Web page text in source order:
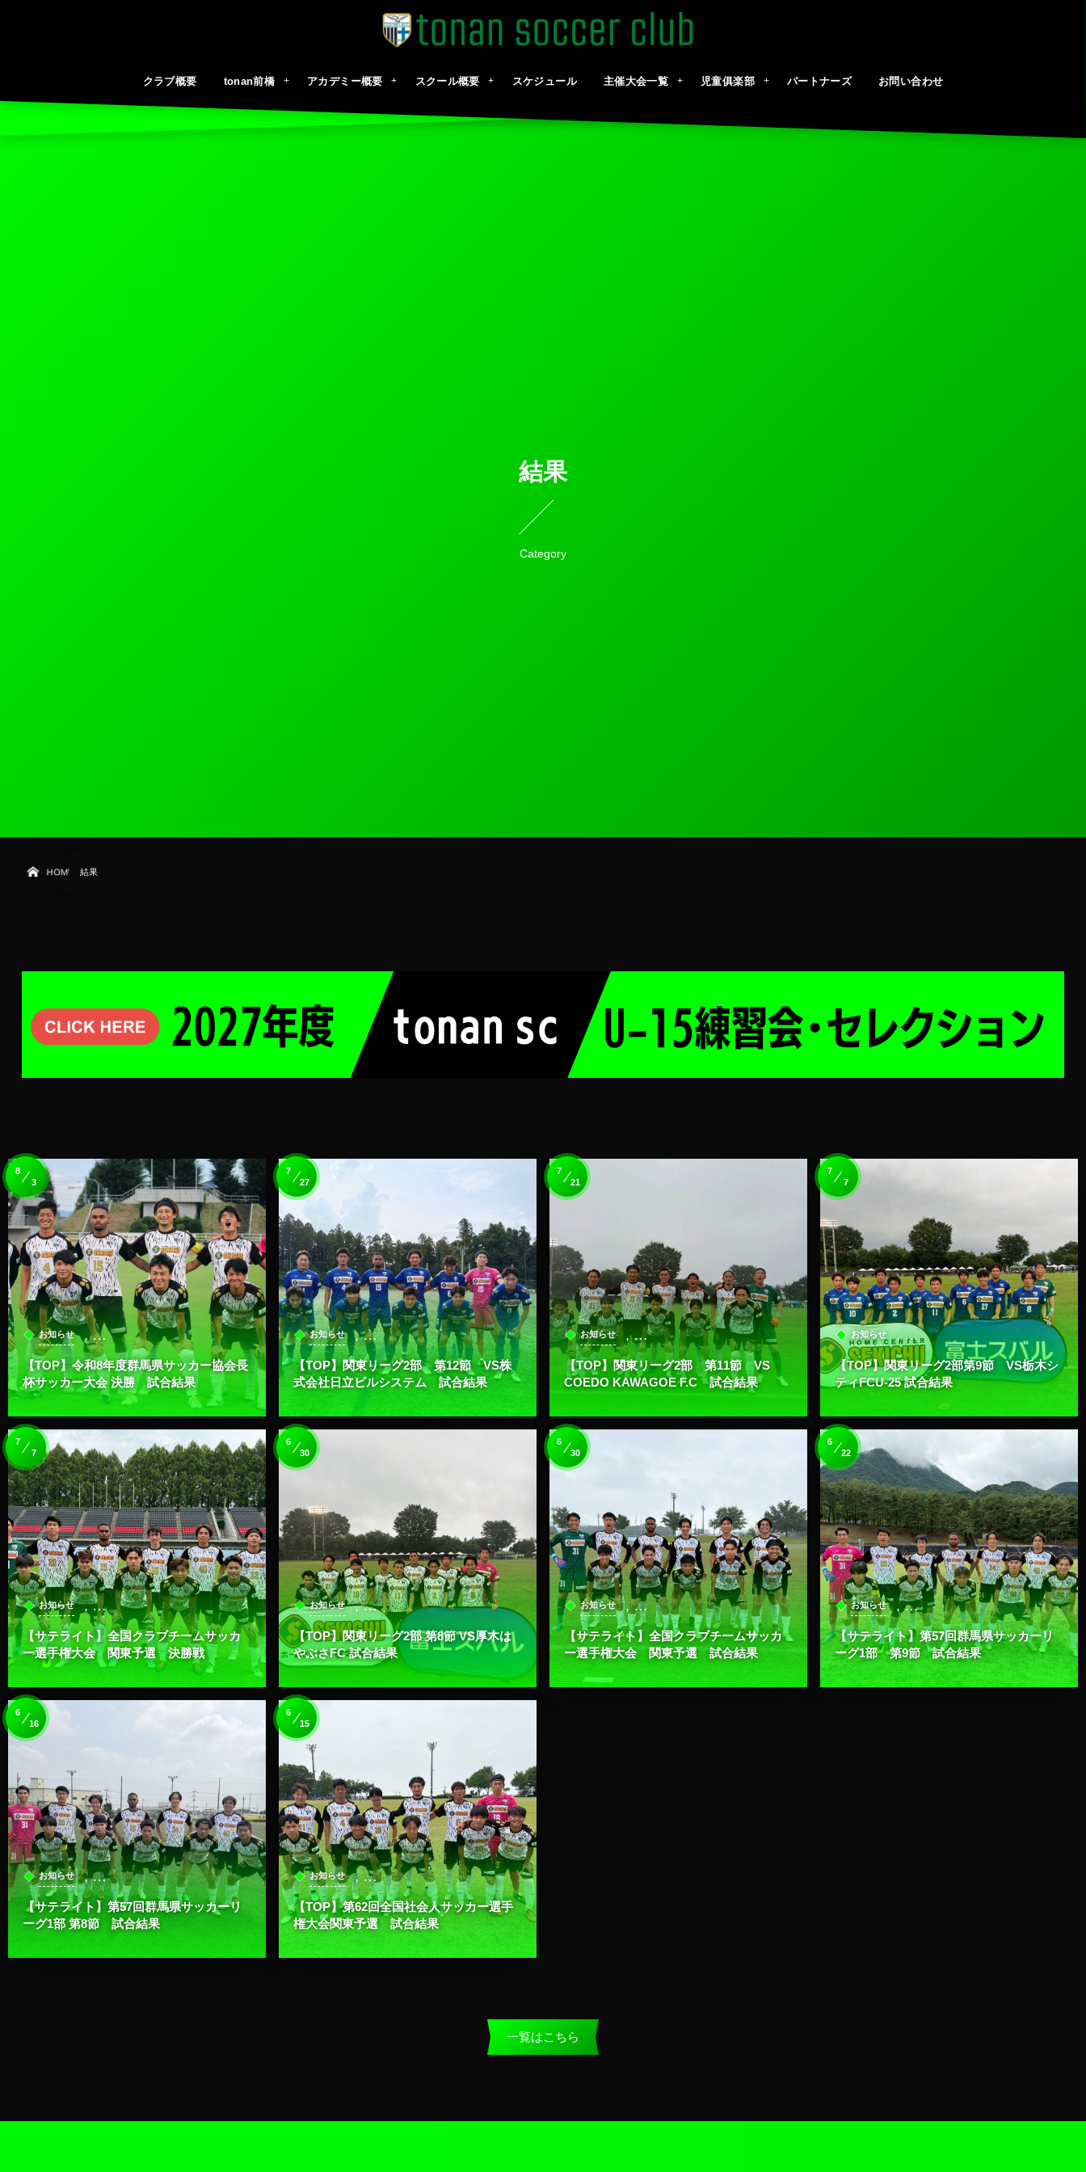
クラブ概要 tonan前橋 アカデミー概要 スクール概要 スケジュール 主催大会一覧 児童俱楽部 パートナーズ お問い合わせ
結果
Category
HOME 結果
お知らせ , …
【TOP】令和8年度群馬県サッカー協会長
杯サッカー大会 決勝 試合結果
8
3
お知らせ , …
【TOP】関東リーグ2部 第12節 VS株
式会社日立ビルシステム 試合結果
7
27
お知らせ , …
【TOP】関東リーグ2部 第11節 VS
COEDO KAWAGOE F.C 試合結果
7
21
お知らせ , …
【TOP】関東リーグ2部第9節 VS栃木シ
ティFCU-25 試合結果
7
7
お知らせ , …
【サテライト】全国クラブチームサッカ
ー選手権大会 関東予選 決勝戦
7
7
お知らせ , …
【TOP】関東リーグ2部 第8節 VS厚木は
やぶさFC 試合結果
6
30
お知らせ , …
【サテライト】全国クラブチームサッカ
ー選手権大会 関東予選 試合結果
6
30
お知らせ , …
【サテライト】第57回群馬県サッカーリ
ーグ1部 第9節 試合結果
6
22
お知らせ , …
【サテライト】第57回群馬県サッカーリ
ーグ1部 第8節 試合結果
6
16
お知らせ , …
【TOP】第62回全国社会人サッカー選手
権大会関東予選 試合結果
6
15
一覧はこちら